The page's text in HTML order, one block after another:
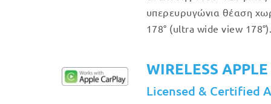
υπερευρυγώνια θέαση
178° (ultra wide view
WIRELESS
Licensed & Certified